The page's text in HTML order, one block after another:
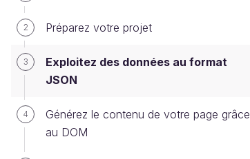
2 Préparez votre projet
3
Exploitez des données au format
JSON
4
Générez le contenu de votre page grâce
au DOM